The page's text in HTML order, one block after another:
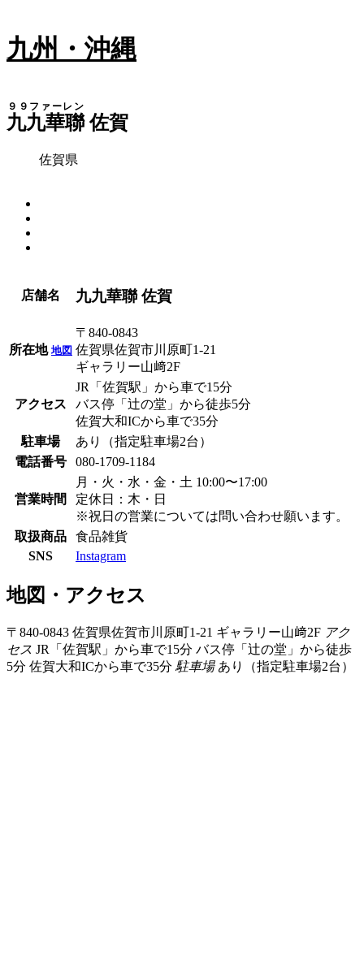
九州・沖縄
九九華聯
９９ファーレン
佐賀
佐賀県
店舗名 九九華聯 佐賀
所在地 地図
〒840-0843
佐賀県佐賀市川原町1-21
ギャラリー山﨑2F
アクセス
JR「佐賀駅」から車で15分
バス停「辻の堂」から徒歩5分
佐賀大和ICから車で35分
駐車場
あり（指定駐車場2台）
電話番号
080-1709-1184
営業時間
月・火・水・金・土 10:00〜17:00
定休日：木・日
※祝日の営業については問い合わせ願います。
取扱商品
食品雑貨
SNS
Instagram
地図・アクセス
〒840-0843 佐賀県佐賀市川原町1-21 ギャラリー山﨑2F アク
セス
5分 佐賀大和ICから車で35分 駐車場 あり（指定駐車場2台）